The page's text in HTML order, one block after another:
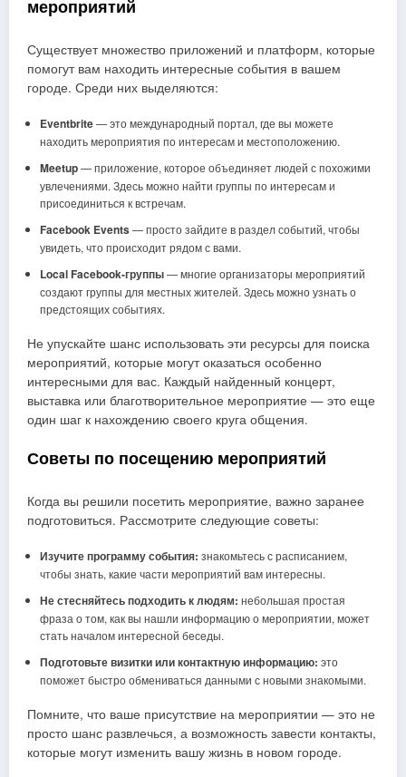
мероприятий
Существует множество приложений и платформ, которые
помогут вам находить интересные события в вашем
городе. Среди них выделяются:
Eventbrite— это международный портал, где вы можете
находить мероприятия по интересам и местоположению.
Meetup— приложение, которое объединяет людей с похожими
увлечениями. Здесь можно найти группы по интересам и
присоединиться к встречам.
Facebook Events — просто зайдите в раздел событий, чтобы
увидеть, что происходит рядом с вами.
Local Facebook-группы— многие организаторы мероприятий
создают группы для местных жителей. Здесь можно узнать о
предстоящих событиях.
Не упускайте шанс использовать эти ресурсы для поиска
мероприятий, которые могут оказаться особенно
интересными для вас. Каждый найденный концерт,
выставка или благотворительное мероприятие — это еще
один шаг к нахождению своего круга общения.
Советы по посещению мероприятий
Когда вы решили посетить мероприятие, важно заранее
подготовиться. Рассмотрите следующие советы:
Изучите программу события: знакомьтесь с расписанием,
чтобы знать, какие части мероприятий вам интересны.
Не стесняйтесь подходить к людям: небольшая простая
фраза о том, как вы нашли информацию о мероприятии, может
стать началом интересной беседы.
Подготовьте визитки или контактную информацию: это
поможет быстро обмениваться данными с новыми знакомыми.
Помните, что ваше присутствие на мероприятии — это не
просто шанс развлечься, а возможность завести контакты,
которые могут изменить вашу жизнь в новом городе.